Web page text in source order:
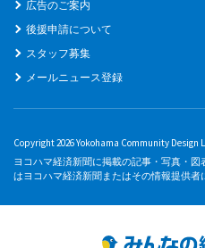
広告のご案内
後援申請について
スタッフ募集
メールニュース登録
Copyright 2026 Yokohama Community Design
ヨコハマ経済新聞に掲載の記事・写真・
はヨコハマ経済新聞またはその情報提供者